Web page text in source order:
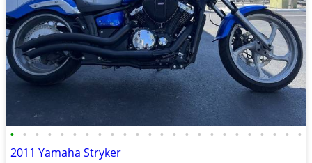
• • • • • • • • • • • • • • • • • • • • • • • •
2011 Yamaha Stryker